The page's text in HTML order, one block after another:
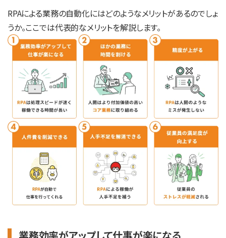
RPAによる業務の自動化にはどのようなメリットがあるのでしょ
うか。ここでは代表的なメリットを解説します。
業務効率がアップして仕事が楽になる